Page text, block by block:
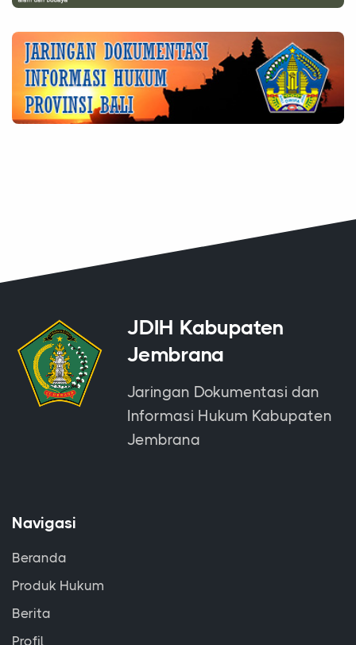
JDIH Kabupaten
Jembrana
Jaringan Dokumentasi dan
Informasi Hukum Kabupaten
Jembrana
Navigasi
Beranda
Produk Hukum
Berita
Profil